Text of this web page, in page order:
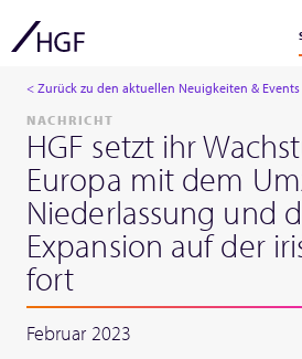
< Zurück zu den aktuellen Neuigkeiten & Events
NACHRICHT
HGF setzt ihr
Europa mit dem
Niederlassung und
Expansion auf der
fort
Februar 2023